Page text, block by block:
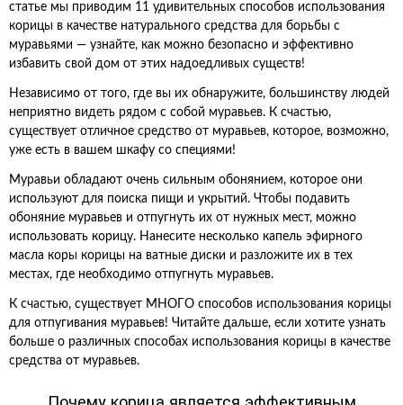
статье мы приводим 11 удивительных способов использования
корицы в качестве натурального средства для борьбы с
муравьями — узнайте, как можно безопасно и эффективно
избавить свой дом от этих надоедливых существ!
Независимо от того, где вы их обнаружите, большинству людей
неприятно видеть рядом с собой муравьев. К счастью,
существует отличное средство от муравьев, которое, возможно,
уже есть в вашем шкафу со специями!
Муравьи обладают очень сильным обонянием, которое они
используют для поиска пищи и укрытий. Чтобы подавить
обоняние муравьев и отпугнуть их от нужных мест, можно
использовать корицу. Нанесите несколько капель эфирного
масла коры корицы на ватные диски и разложите их в тех
местах, где необходимо отпугнуть муравьев.
К счастью, существует МНОГО способов использования корицы
для отпугивания муравьев! Читайте дальше, если хотите узнать
больше о различных способах использования корицы в качестве
средства от муравьев.